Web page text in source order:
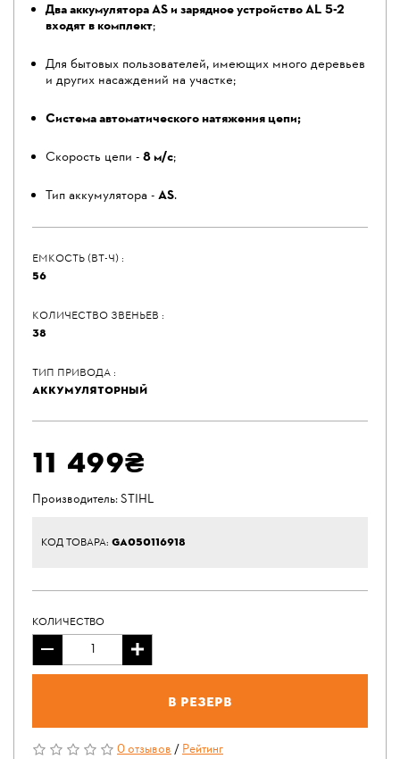
Два аккумулятора AS и зарядное устройство AL 5-2
входят в комплект;
Для бытовых пользователей, имеющих много деревьев
и других насаждений на участке;
Система автоматического натяжения цепи;
Скорость цепи -8 м/с;
Тип аккумулятора -AS.
ЕМКОСТЬ (ВТ-Ч) :
56
КОЛИЧЕСТВО ЗВЕНЬЕВ :
38
ТИП ПРИВОДА :
АККУМУЛЯТОРНЫЙ
11 499₴
Производитель:STIHL
КОД ТОВАРА: GA050116918
КОЛИЧЕСТВО
В резерв
0 отзывов/Рейтинг